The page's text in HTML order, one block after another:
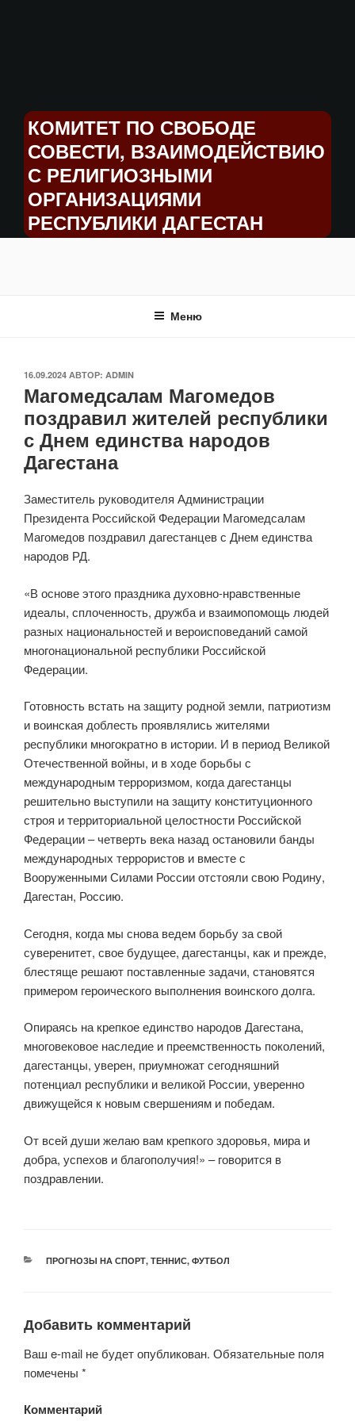
КОМИТЕТ ПО СВОБОДЕ
СОВЕСТИ, ВЗАИМОДЕЙСТВИЮ
С РЕЛИГИОЗНЫМИ
ОРГАНИЗАЦИЯМИ
РЕСПУБЛИКИ ДАГЕСТАН
Меню
ОПУБЛИКОВАНО
16.09.2024 АВТОР: ADMIN
Магомедсалам Магомедов
поздравил жителей республики
с Днем единства народов
Дагестана
Заместитель руководителя Администрации
Президента Российской Федерации Магомедсалам
Магомедов поздравил дагестанцев с Днем единства
народов РД.
«В основе этого праздника духовно-нравственные
идеалы, сплоченность, дружба и взаимопомощь людей
разных национальностей и вероисповеданий самой
многонациональной республики Российской
Федерации.
Готовность встать на защиту родной земли, патриотизм
и воинская доблесть проявлялись жителями
республики многократно в истории. И в период Великой
Отечественной войны, и в ходе борьбы с
международным терроризмом, когда дагестанцы
решительно выступили на защиту конституционного
строя и территориальной целостности Российской
Федерации – четверть века назад остановили банды
международных террористов и вместе с
Вооруженными Силами России отстояли свою Родину,
Дагестан, Россию.
Сегодня, когда мы снова ведем борьбу за свой
суверенитет, свое будущее, дагестанцы, как и прежде,
блестяще решают поставленные задачи, становятся
примером героического выполнения воинского долга.
Опираясь на крепкое единство народов Дагестана,
многовековое наследие и преемственность поколений,
дагестанцы, уверен, приумножат сегодняшний
потенциал республики и великой России, уверенно
движущейся к новым свершениям и победам.
От всей души желаю вам крепкого здоровья, мира и
добра, успехов и благополучия!» – говорится в
поздравлении.
РУБРИКИ
ПРОГНОЗЫ НА СПОРТ, ТЕННИС, ФУТБОЛ
Добавить комментарий
Ваш e-mail не будет опубликован. Обязательные поля
помечены *
Комментарий